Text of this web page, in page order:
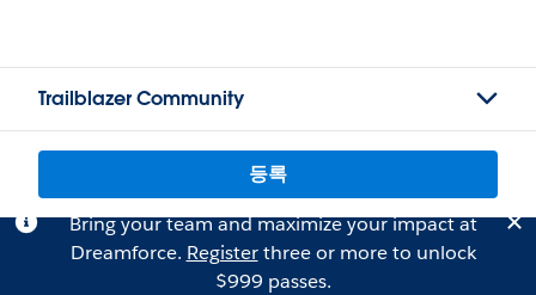
Trailblazer Community
등록
Bring your team and maximize your impact at
Dreamforce. Registerthree or more to unlock
$999 passes.